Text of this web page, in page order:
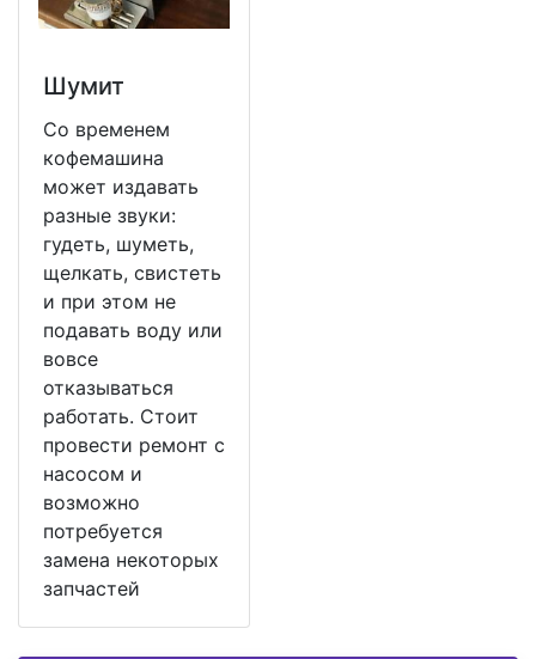
Шумит
Со временем
кофемашина
может издавать
разные звуки:
гудеть, шуметь,
щелкать, свистеть
и при этом не
подавать воду или
вовсе
отказываться
работать. Стоит
провести ремонт с
насосом и
возможно
потребуется
замена некоторых
запчастей